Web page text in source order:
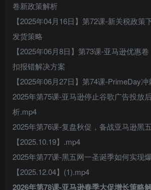
卷新政策解析
【2025年04月16日】第72课-新关税政策
发货策略
【2025年06月8日】第73课-亚马逊优惠
扣报错解决方案
【2025年06月27日】第74课-PrimeDay
2025年第75课-亚马逊停止谷歌广告投放
析.mp4
2025年第76课-复盘秋促，备战亚马逊黑
【2025.10.19】.mp4
2025年第77课-黑五网一圣诞季如何实现
【2025.12.04】(1).mp4
2026年第78课-亚马逊春季大促增长策略